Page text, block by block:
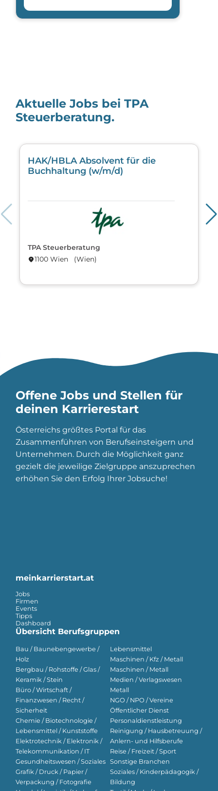
Aktuelle Jobs bei TPA
Steuerberatung.
TPA Steuerberatung
location_on1100 Wien (Wien)
HAK/HBLA Absolvent für die
Buchhaltung (w/m/d)
Offene Jobs und Stellen für
deinen Karrierestart
Österreichs größtes Portal für das
Zusammenführen von Berufseinsteigern und
Unternehmen. Durch die Möglichkeit ganz
gezielt die jeweilige Zielgruppe anszuprechen
erhöhen Sie den Erfolg Ihrer Jobsuche!
meinkarrierstart.at
Jobs
Firmen
Events
Tipps
Dashboard
Übersicht Berufsgruppen
Bau / Baunebengewerbe /
Holz
Bergbau / Rohstoffe / Glas /
Keramik / Stein
Büro / Wirtschaft /
Finanzwesen / Recht /
Sicherheit
Chemie / Biotechnologie /
Lebensmittel / Kunststoffe
Elektrotechnik / Elektronik /
Telekommunikation / IT
Gesundheitswesen / Soziales
Grafik / Druck / Papier /
Verpackung / Fotografie
Lebensmittel
Maschinen / Kfz / Metall
Maschinen / Metall
Medien / Verlagswesen
Metall
NGO / NPO / Vereine
Öffentlicher Dienst
Personaldienstleistung
Reinigung / Hausbetreuung /
Anlern- und Hilfsberufe
Reise / Freizeit / Sport
Sonstige Branchen
Soziales / Kinderpädagogik /
Bildung